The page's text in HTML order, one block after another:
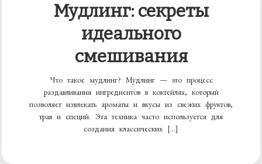
Мудлинг: секреты
идеального
смешивания
Что такое мудлинг? Мудлинг — это процесс
раздавливания ингредиентов в коктейлях, который
позволяет извлекать ароматы и вкусы из свежих фруктов,
трав и специй. Эта техника часто используется для
создания классических […]